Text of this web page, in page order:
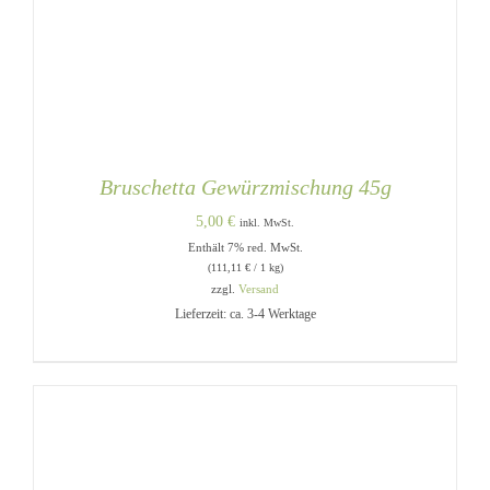
Bruschetta Gewürzmischung 45g
5,00 € inkl. MwSt.
Enthält 7% red. MwSt.
(111,11 €/ 1 kg)
zzgl. Versand
Lieferzeit: ca. 3-4 Werktage